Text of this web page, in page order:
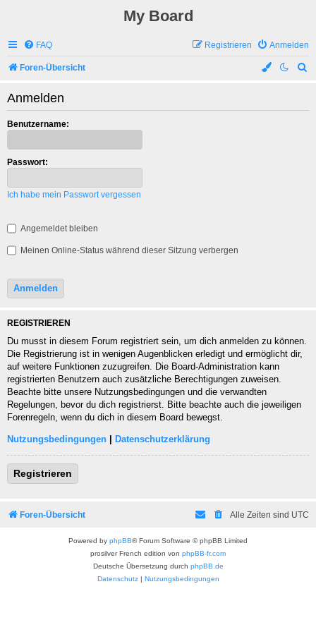
My Board
FAQ Anmelden
Registrieren
Foren-Übersicht
Anmelden
Benutzername:
Passwort:
Ich habe mein Passwort vergessen
Angemeldet bleiben
Meinen Online-Status während dieser Sitzung verbergen
REGISTRIEREN
Du musst in diesem Forum registriert sein, um dich anmelden zu können.
Die Registrierung ist in wenigen Augenblicken erledigt und ermöglicht dir,
auf weitere Funktionen zuzugreifen. Die Board-Administration kann
registrierten Benutzern auch zusätzliche Berechtigungen zuweisen.
Beachte bitte unsere Nutzungsbedingungen und die verwandten
Regelungen, bevor du dich registrierst. Bitte beachte auch die jeweiligen
Forenregeln, wenn du dich in diesem Board bewegst.
Nutzungsbedingungen Datenschutzerklärung
Registrieren
Foren-Übersicht Alle Zeiten sind UTC
Powered by phpBB® Forum Software © phpBB Limited
prosilver French edition von phpBB-fr.com
Deutsche Übersetzung durch phpBB.de
Datenschutz| Nutzungsbedingungen